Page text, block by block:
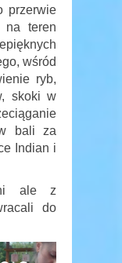
przerwie
na teren
wśród
ryb,
skoki w
bali za
Indian i
ale z
do